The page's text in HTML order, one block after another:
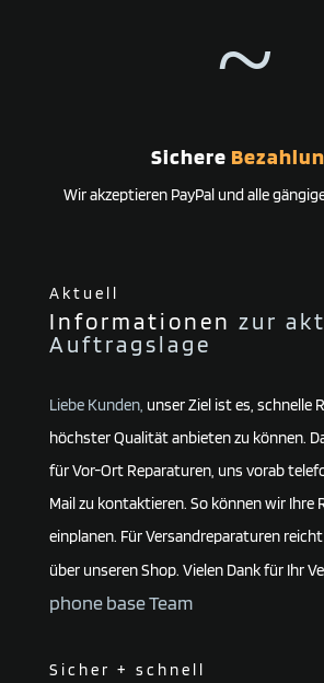
~
Sichere
Wir akzeptieren PayPal und alle
Aktuell
Informationen zur
Auftragslage
Liebe Kunden, unser Ziel ist es, schnelle
höchster Qualität anbieten zu können.
für Vor-Ort Reparaturen, uns vorab
Mail zu kontaktieren. So können wir Ihre
einplanen. Für Versandreparaturen
über unseren Shop. Vielen Dank für Ihr
phone base Team
Sicher + schnell